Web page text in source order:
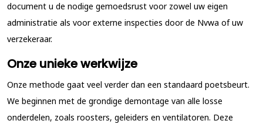
document u de nodige gemoedsrust voor zowel uw eigen
administratie als voor externe inspecties door de Nvwa of uw
verzekeraar.
Onze unieke werkwijze
Onze methode gaat veel verder dan een standaard poetsbeurt.
We beginnen met de grondige demontage van alle losse
onderdelen, zoals roosters, geleiders en ventilatoren. Deze